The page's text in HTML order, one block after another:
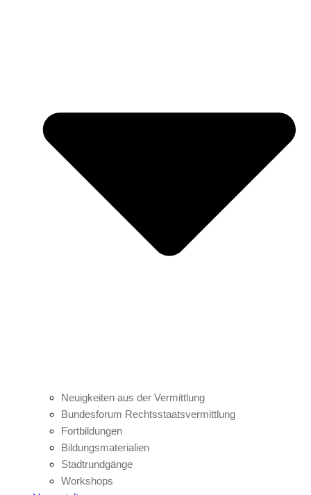
Neuigkeiten aus der Vermittlung
Bundesforum Rechtsstaatsvermittlung
Fortbildungen
Bildungsmaterialien
Stadtrundgänge
Workshops